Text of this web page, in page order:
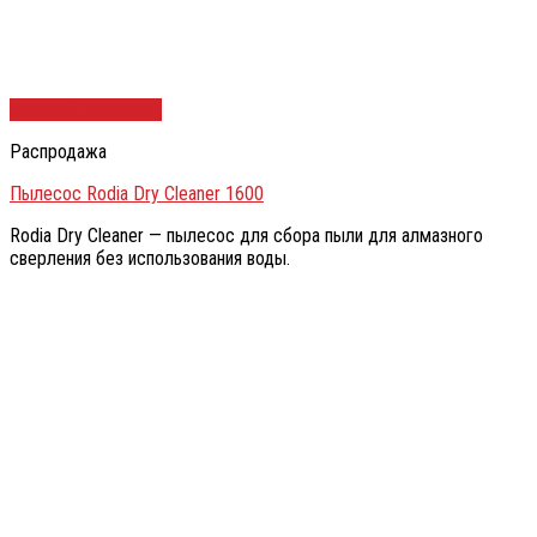
Распродажа
Пылесос Rodia Dry Cleaner 1600
Rodia Dry Cleaner — пылесос для сбора пыли для алмазного
сверления без использования воды.